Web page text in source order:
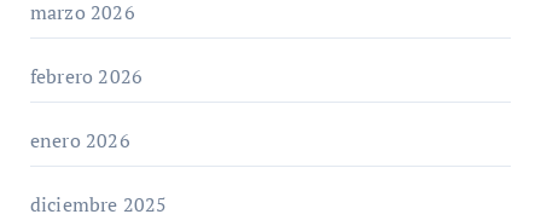
marzo 2026
febrero 2026
enero 2026
diciembre 2025